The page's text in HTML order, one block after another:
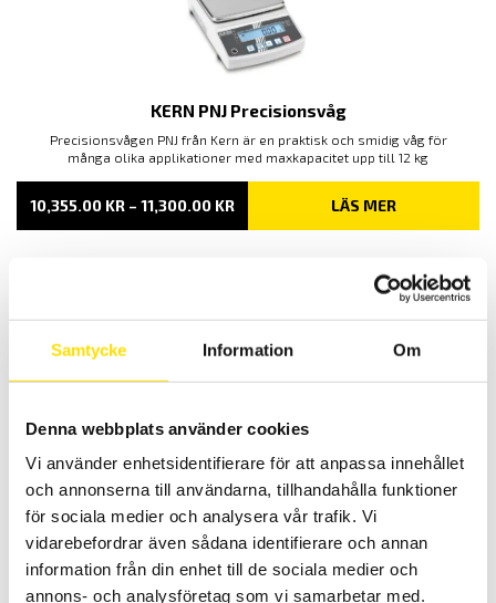
Samtycke Information Om
Denna webbplats använder cookies
Vi använder enhetsidentifierare för att anpassa innehållet
och annonserna till användarna, tillhandahålla funktioner
för sociala medier och analysera vår trafik. Vi
vidarebefordrar även sådana identifierare och annan
information från din enhet till de sociala medier och
annons- och analysföretag som vi samarbetar med.
KERN PNJ Precisionsvåg
Precisionsvågen PNJ från Kern är en praktisk och smidig våg för
många olika applikationer med maxkapacitet upp till 12 kg
10,355.00 KR – 11,300.00 KRPRISINTERVALL:
TILL
LÄS MER
GSV1A analog förstärkare +/-10V
Analog förstärkare med utsignal +/-10V
3,000.00 LÄS MER